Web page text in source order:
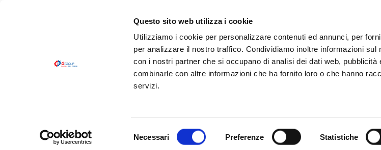
Questo sito web utilizza i cookie
Utilizziamo i cookie per personalizzare contenuti ed annunci, per
per analizzare il nostro traffico. Condividiamo inoltre informazioni
con i nostri partner che si occupano di analisi dei dati web, pubblicità
combinarle con altre informazioni che ha fornito loro o che hanno
servizi.
del
Necessari Preferenze Statistiche
PHILIPS